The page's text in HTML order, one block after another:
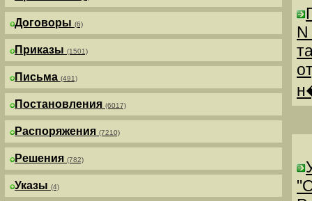
Договоры (6)
Приказы (1501)
Письма (491)
Постановления (6017)
Распоряжения (7210)
Решения (782)
Указы (4)